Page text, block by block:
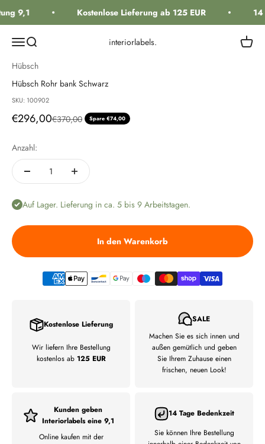
9,1 Kostenlose Lieferung ab 125 EUR
Navigationsmenü öffnen
Suche öffnen interiorlabels.
Hübsch
Hübsch Rohr bank Schwarz
SKU: 100902
Angebot
€296,00Regulärer Preis
€370,00 Spare €74,00
Anzahl:
Auf Lager. Lieferung in ca. 5 bis 9 Arbeitstagen.
In den Warenkorb
Kostenlose Lieferung
Wir liefern Ihre Bestellung
kostenlos ab 125 EUR
SALE
Machen Sie es sich innen und
außen gemütlich und geben
Sie Ihrem Zuhause einen
frischen, neuen Look!
Kunden geben
Interiorlabels eine 9,1
Online kaufen mit der
14 Tage Bedenkzeit
Sie können Ihre Bestellung